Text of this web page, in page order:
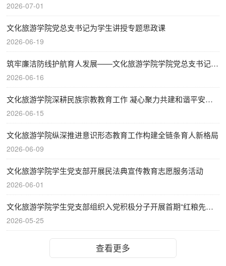
2026-07-01
文化旅游学院党总支书记为学生讲授专题思政课
2026-06-19
筑牢廉洁防线护航育人发展——文化旅游学院学院党总支书记讲...
2026-06-16
文化旅游学院深耕民族宗教教育工作 凝心聚力共建和谐平安校园
2026-06-15
文化旅游学院纵深推进意识形态教育工作构建全链条育人新格局
2026-06-09
文化旅游学院学生党支部开展民法典宣传教育志愿服务活动
2026-06-01
文化旅游学院学生党支部组织入党积极分子开展首期“红粮先锋...
2026-05-25
查看更多